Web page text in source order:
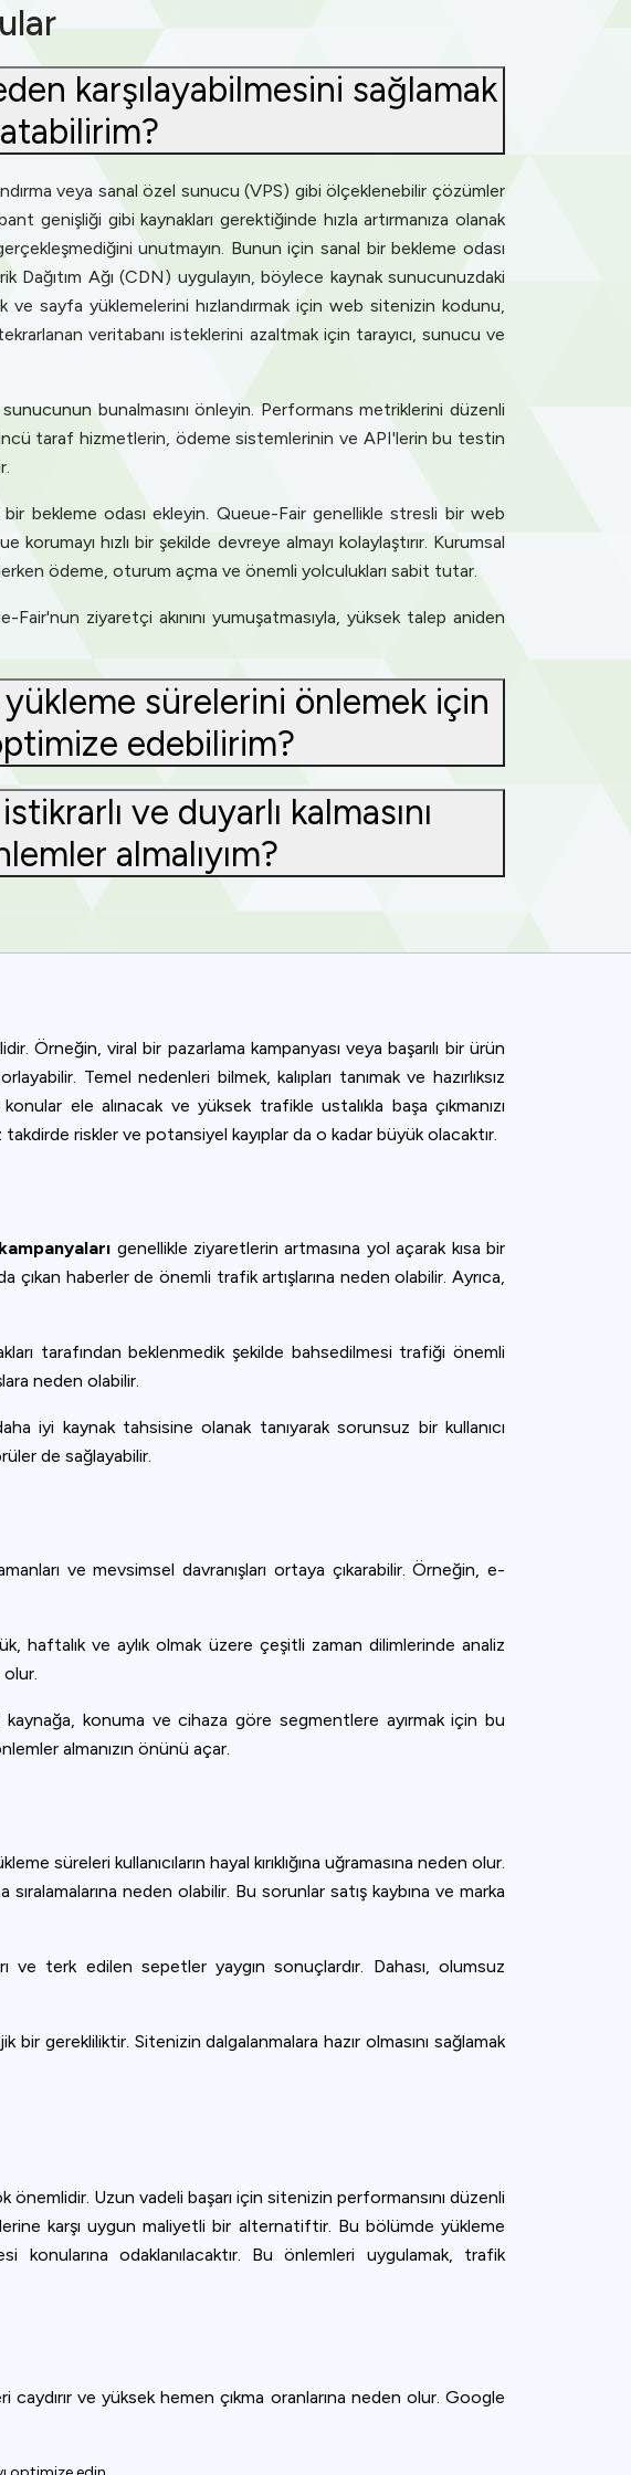
karşılayabilmesini sağlamak
veya sanal özel sunucu (VPS) gibi ölçeklenebilir çözümler
genişliği gibi kaynakları gerektiğinde hızla artırmanıza olanak
unutmayın. Bunun için sanal bir bekleme odası
Ağı (CDN) uygulayın, böylece kaynak sunucunuzdaki
ve sayfa yüklemelerini hızlandırmak için web sitenizin kodunu,
veritabanı isteklerini azaltmak için tarayıcı, sunucu ve
bunalmasını önleyin. Performans metriklerini düzenli
taraf hizmetlerin, ödeme sistemlerinin ve API'lerin bu testin
bekleme odası ekleyin. Queue-Fair genellikle stresli bir web
hızlı bir şekilde devreye almayı kolaylaştırır. Kurumsal
ödeme, oturum açma ve önemli yolculukları sabit tutar.
ziyaretçi akınını yumuşatmasıyla, yüksek talep aniden
sürelerini önlemek için
edebilirim?
ve duyarlı kalmasını
almalıyım?
Örneğin, viral bir pazarlama kampanyası veya başarılı bir ürün
Temel nedenleri bilmek, kalıpları tanımak ve hazırlıksız
ele alınacak ve yüksek trafikle ustalıkla başa çıkmanızı
takdirde riskler ve potansiyel kayıplar da o kadar büyük olacaktır.
genellikle ziyaretlerin artmasına yol açarak kısa bir
haberler de önemli trafik artışlarına neden olabilir. Ayrıca,
tarafından beklenmedik şekilde bahsedilmesi trafiği önemli
neden olabilir.
iyi kaynak tahsisine olanak tanıyarak sorunsuz bir kullanıcı
de sağlayabilir.
ve mevsimsel davranışları ortaya çıkarabilir. Örneğin, e-
haftalık ve aylık olmak üzere çeşitli zaman dilimlerinde analiz
kaynağa, konuma ve cihaza göre segmentlere ayırmak için bu
almanızın önünü açar.
süreleri kullanıcıların hayal kırıklığına uğramasına neden olur.
neden olabilir. Bu sorunlar satış kaybına ve marka
ve terk edilen sepetler yaygın sonuçlardır. Dahası, olumsuz
bir gerekliliktir. Sitenizin dalgalanmalara hazır olmasını sağlamak
Uzun vadeli başarı için sitenizin performansını düzenli
karşı uygun maliyetli bir alternatiftir. Bu bölümde yükleme
konularına odaklanılacaktır. Bu önlemleri uygulamak, trafik
ve yüksek hemen çıkma oranlarına neden olur. Google